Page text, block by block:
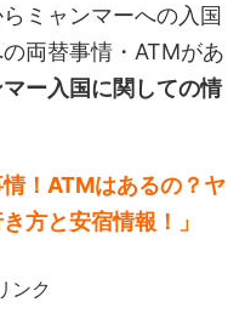
ミャンマーへの入国
両替事情・ATMがあ
マー入国に関しての情
情！ATMはあるの？ヤ
方と安宿情報！」
ンク